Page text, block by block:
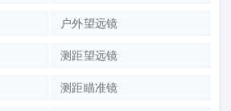
户外望远镜
测距望远镜
测距瞄准镜